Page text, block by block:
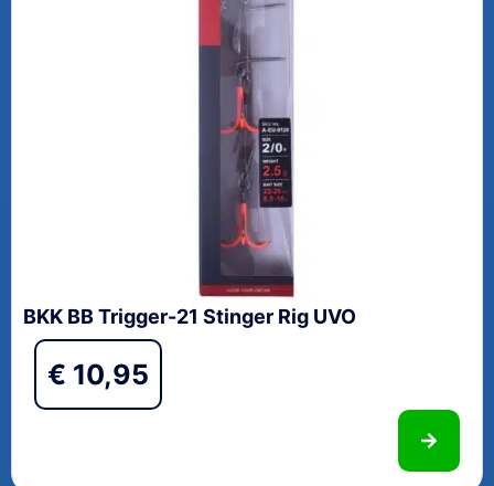
BKK BB Trigger-21 Stinger Rig UVO
€ 10,95